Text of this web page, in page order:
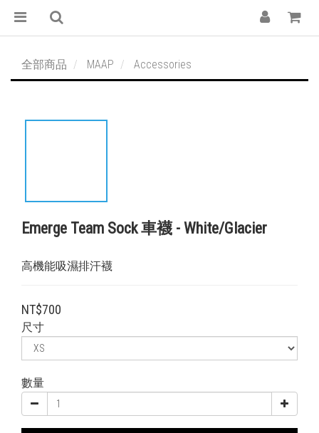
全部商品 MAAP Accessories
Emerge Team Sock 車襪 - White/Glacier
高機能吸濕排汗襪
NT$700
尺寸
數量